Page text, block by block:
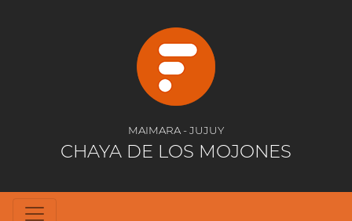
MAIMARA - JUJUY
CHAYA DE LOS MOJONES